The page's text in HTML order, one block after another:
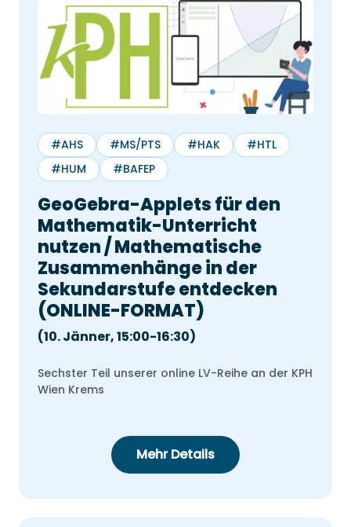
#AHS #MS/PTS #HAK
#HTL
#HUM
#BAFEP
GeoGebra-Applets für den
Mathematik-Unterricht
nutzen / Mathematische
Zusammenhänge in der
Sekundarstufe entdecken
(ONLINE-FORMAT)
(10. Jänner, 15:00-16:30)
Sechster Teil unserer online LV-Reihe an der KPH
Wien Krems
Mehr Details
Di Do Sa
1
2
7
10
14 15
16
24
25 26 27 28 29
30
31
Wählen Sie ein Datum aus